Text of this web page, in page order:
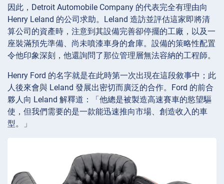
因此，Detroit Automobile Company 的代表完全有理由向
Henry Leland 的公司求助。Leland 造訪並評估這家即將清
算公司的資產時，注意到其設備完善卻停擺的工廠，以及一
座裝滿預先準備、尚未噴漆車身的倉庫。設備的策略性配置
令他印象深刻，他還詢問了那位管理層無法容納的工程師。
Henry Ford 的名字就是在此時第一次出現在這段敘事中；此
人後來會與 Leland 發展出密切而廣泛的合作。Ford 的前合
夥人向 Leland 解釋道：「他總是被製造高速賽車的慾望驅
使，但我們需要的是一款能迅速推向市場、創造收入的車
型。」